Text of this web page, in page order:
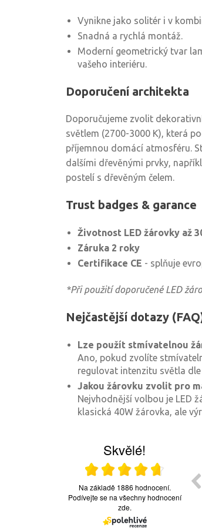
Vynikne jako solitér i v
Snadná a rychlá montáž.
Moderní geometrický tvar
vašeho interiéru.
Doporučení architekta
Doporučujeme zvolit
světlem (2700-3000 K), která
příjemnou domácí atmosféru.
dalšími dřevěnými prvky,
postelí s dřevěným čelem.
Trust badges & garance
Životnost LED žárovky až
Záruka 2 roky
Certifikace CE - splňuje
*Při použití doporučené LED
Nejčastější dotazy
Lze použít stmívatelnou
Ano, pokud zvolíte
regulovat intenzitu světla
Jakou žárovku zvolit pro
Nejvhodnější volbou je LED
klasická 40W žárovka, ale